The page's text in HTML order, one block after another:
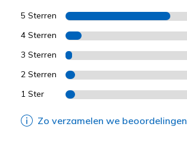
5 Sterren
4 Sterren
3 Sterren
2 Sterren
1 Ster
Zo verzamelen we beoordelingen